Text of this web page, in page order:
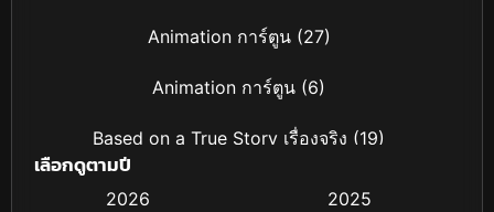
Animation การ์ตูน(27)
Animation การ์ตูน (6)
Based on a True Story เรื่องจริง (19)
เลือกดูตามปี
2026
2025